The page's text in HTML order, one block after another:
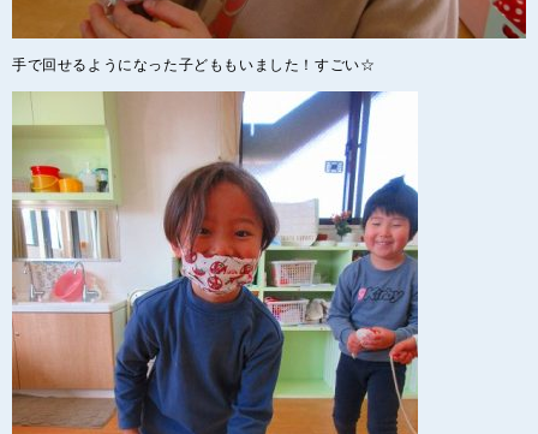
手で回せるようになった子どももいました！すごい☆